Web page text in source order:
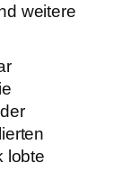
weitere
lobte